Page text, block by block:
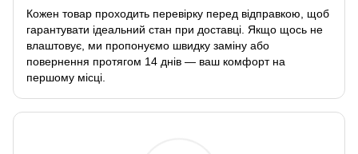
Кожен товар проходить перевірку перед відправкою, щоб
гарантувати ідеальний стан при доставці. Якщо щось не
влаштовує, ми пропонуємо швидку заміну або
повернення протягом 14 днів — ваш комфорт на
першому місці.